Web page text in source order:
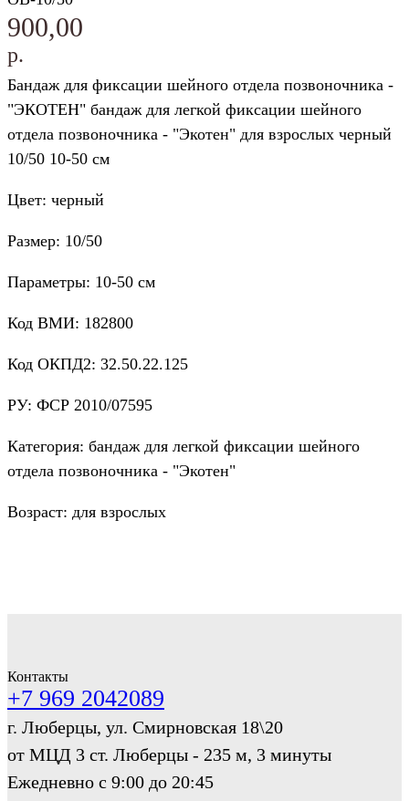
900,00
р.
Бандаж для фиксации шейного отдела позвоночника -
"ЭКОТЕН" бандаж для легкой фиксации шейного
отдела позвоночника - "Экотен" для взрослых черный
10/50 10-50 см
Цвет: черный
Размер: 10/50
Параметры: 10-50 см
Код ВМИ: 182800
Код ОКПД2: 32.50.22.125
РУ: ФСР 2010/07595
Категория: бандаж для легкой фиксации шейного
отдела позвоночника - "Экотен"
Возраст: для взрослых
Контакты
+7 969 2042089
г. Люберцы, ул. Смирновская 18\20
от МЦД 3 ст. Люберцы - 235 м, 3 минуты
Ежедневно с 9:00 до 20:45